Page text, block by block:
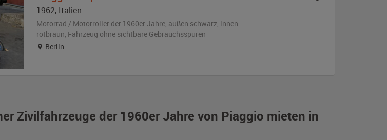
Zivilfahrzeuge der 1960er Jahre von Piaggio mieten in
1962, Italien
Motorrad / Motorroller der 1960er Jahre, außen schwarz, innen
rotbraun, Fahrzeug ohne sichtbare Gebrauchsspuren
Berlin